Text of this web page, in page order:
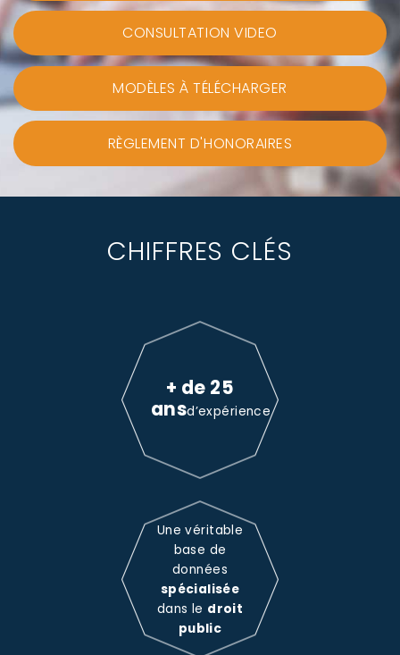
CONSULTATION VIDEO
MODÈLES À TÉLÉCHARGER
RÈGLEMENT D'HONORAIRES
CHIFFRES CLÉS
+ de 25
ansd’expérience
Une véritable
base de
données
spécialisée
dans le droit
public